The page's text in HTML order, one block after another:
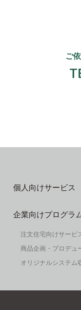
ご
個人向けサービス
企業向けプログラ
注文住宅向けサービ
商品企画・プロデュ
オリジナルシステム